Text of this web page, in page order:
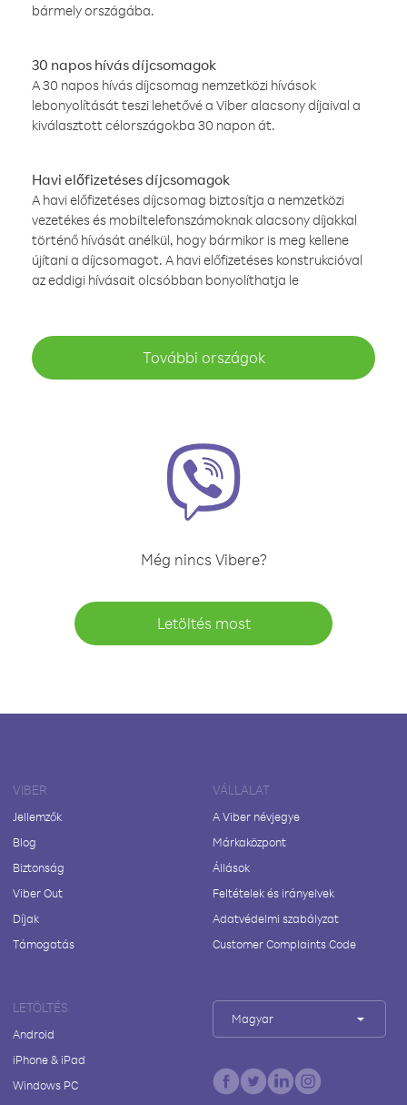
bármely országába.
30 napos hívás díjcsomagok
A 30 napos hívás díjcsomag nemzetközi hívások
lebonyolítását teszi lehetővé a Viber alacsony díjaival a
kiválasztott célországokba 30 napon át.
Havi előfizetéses díjcsomagok
A havi előfizetéses díjcsomag biztosítja a nemzetközi
vezetékes és mobiltelefonszámoknak alacsony díjakkal
történő hívását anélkül, hogy bármikor is meg kellene
újítani a díjcsomagot. A havi előfizetéses konstrukcióval
az eddigi hívásait olcsóbban bonyolíthatja le
További országok
Még nincs Vibere?
Letöltés most
VIBER
Jellemzők
Blog
Biztonság
Viber Out
Díjak
Támogatás
VÁLLALAT
A Viber névjegye
Márkaközpont
Állások
Feltételek és irányelvek
Adatvédelmi szabályzat
Customer Complaints Code
LETÖLTÉS
Android
iPhone & iPad
Windows PC
Magyar